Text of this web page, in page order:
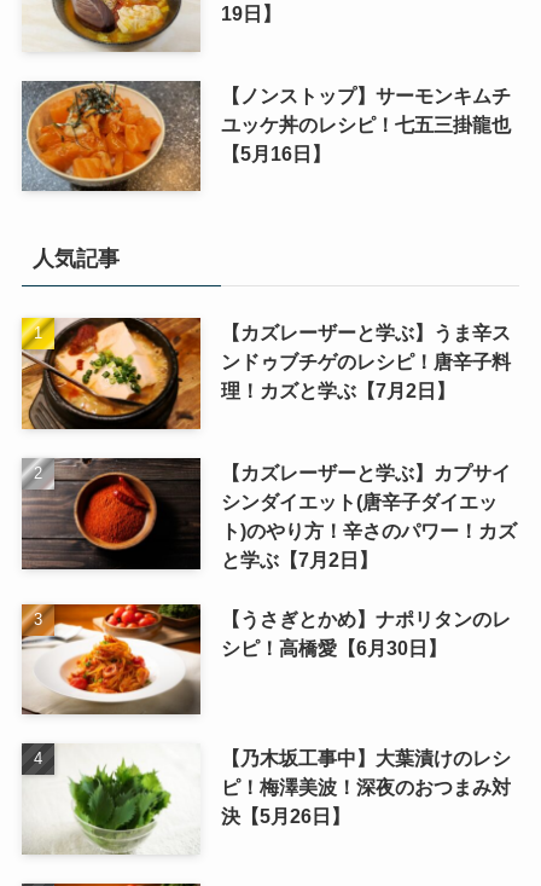
19日】
【ノンストップ】サーモンキムチ
ユッケ丼のレシピ！七五三掛龍也
【5月16日】
人気記事
【カズレーザーと学ぶ】うま辛ス
ンドゥブチゲのレシピ！唐辛子料
理！カズと学ぶ【7月2日】
【カズレーザーと学ぶ】カプサイ
シンダイエット(唐辛子ダイエッ
ト)のやり方！辛さのパワー！カズ
と学ぶ【7月2日】
【うさぎとかめ】ナポリタンのレ
シピ！高橋愛【6月30日】
【乃木坂工事中】大葉漬けのレシ
ピ！梅澤美波！深夜のおつまみ対
決【5月26日】